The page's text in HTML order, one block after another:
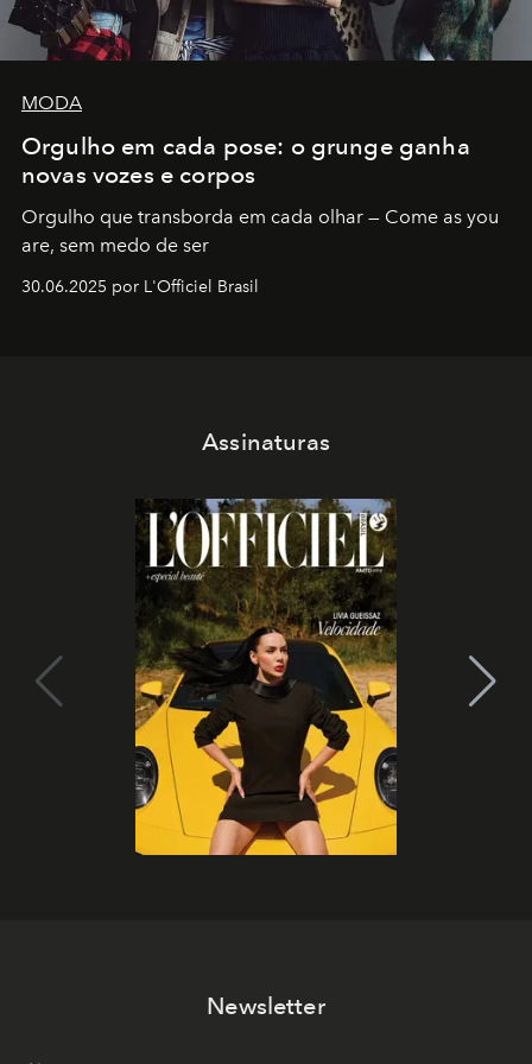
MODA
Orgulho em cada pose: o grunge ganha
novas vozes e corpos
Orgulho que transborda em cada olhar — Come as you
are, sem medo de ser
30.06.2025 por L'Officiel Brasil
Assinaturas
Newsletter